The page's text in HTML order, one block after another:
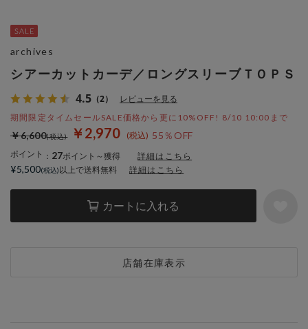
シアーカットカーデ／ロングスリーブＴＯＰＳ
4.5 （2） レビューを見る
期間限定タイムセールSALE価格から更に10%OFF! 8/10 10:00まで
￥2,970 55％OFF
￥6,600
ポイント ： 27ポイント～獲得 詳細はこちら
カートに入れる
店舗在庫表示
archives
¥5,500 以上で送料無料 詳細はこちら